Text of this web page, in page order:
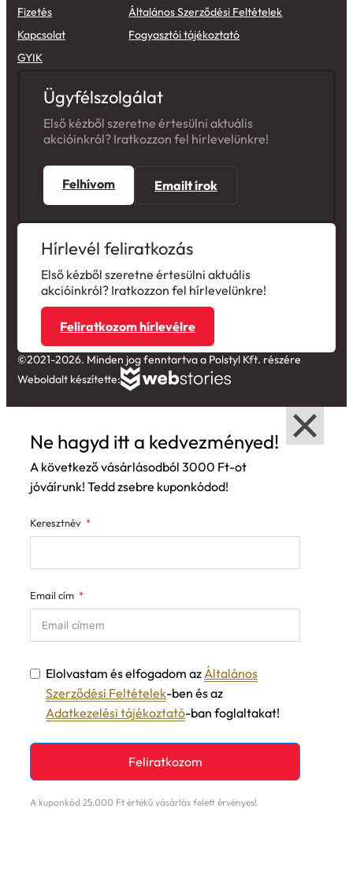
Fizetés
Kapcsolat
GYIK
Általános Szerződési Feltételek
Fogyasztói tájékoztató
Ügyfélszolgálat
Első kézből szeretne értesülni aktuális
akcióinkról? Iratkozzon fel hírlevelünkre!
Felhívom Emailt írok
Hírlevél feliratkozás
Első kézből szeretne értesülni aktuális
akcióinkról? Iratkozzon fel hírlevelünkre!
Feliratkozom hírlevélre
©2021-2026. Minden jog fenntartva a Polstyl Kft. részére
Weboldalt készítette:
Ne hagyd itt a kedvezményed!
A következő vásárlásodból 3000 Ft-ot
jóváírunk! Tedd zsebre kuponkódod!
Keresztnév
Email cím
Elolvastam és elfogadom az Általános
Szerződési Feltételek-ben és az
Adatkezelési tájékoztató-ban foglaltakat!
Feliratkozom
A kuponkód 25.000 Ft értékű vásárlás felett érvényes!